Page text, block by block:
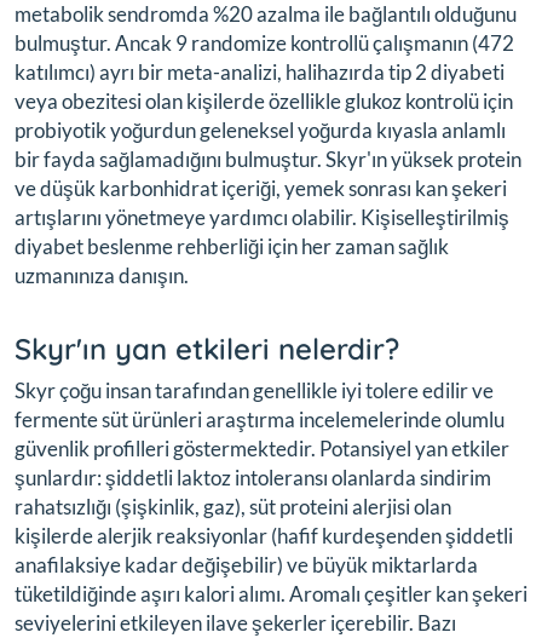
metabolik sendromda %20 azalma ile bağlantılı olduğunu
bulmuştur. Ancak 9 randomize kontrollü çalışmanın (472
katılımcı) ayrı bir meta-analizi, halihazırda tip 2 diyabeti
veya obezitesi olan kişilerde özellikle glukoz kontrolü için
probiyotik yoğurdun geleneksel yoğurda kıyasla anlamlı
bir fayda sağlamadığını bulmuştur. Skyr'ın yüksek protein
ve düşük karbonhidrat içeriği, yemek sonrası kan şekeri
artışlarını yönetmeye yardımcı olabilir. Kişiselleştirilmiş
diyabet beslenme rehberliği için her zaman sağlık
uzmanınıza danışın.
Skyr'ın yan etkileri nelerdir?
Skyr çoğu insan tarafından genellikle iyi tolere edilir ve
fermente süt ürünleri araştırma incelemelerinde olumlu
güvenlik profilleri göstermektedir. Potansiyel yan etkiler
şunlardır: şiddetli laktoz intoleransı olanlarda sindirim
rahatsızlığı (şişkinlik, gaz), süt proteini alerjisi olan
kişilerde alerjik reaksiyonlar (hafif kurdeşenden şiddetli
anafilaksiye kadar değişebilir) ve büyük miktarlarda
tüketildiğinde aşırı kalori alımı. Aromalı çeşitler kan şekeri
seviyelerini etkileyen ilave şekerler içerebilir. Bazı